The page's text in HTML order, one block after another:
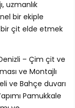
uzmanlık
bir ekiple
çit elde etmek
– Çim çit ve
ve Montajlı
ve Bahçe duvarı
Pamukkale